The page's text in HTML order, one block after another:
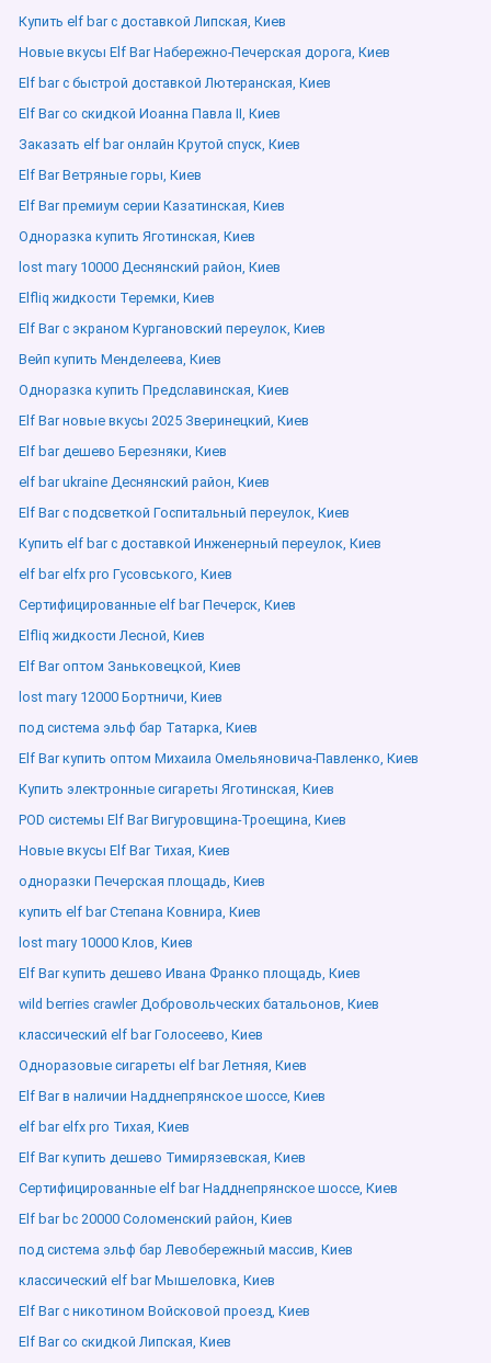
Купить elf bar с доставкой Липская, Киев
Новые вкусы Elf Bar Набережно-Печерская дорога, Киев
Elf bar с быстрой доставкой Лютеранская, Киев
Elf Bar со скидкой Иоанна Павла ІІ, Киев
Заказать elf bar онлайн Крутой спуск, Киев
Elf Bar Ветряные горы, Киев
Elf Bar премиум серии Казатинская, Киев
Одноразка купить Яготинская, Киев
lost mary 10000 Деснянский район, Киев
Elfliq жидкости Теремки, Киев
Elf Bar с экраном Кургановский переулок, Киев
Вейп купить Менделеева, Киев
Одноразка купить Предславинская, Киев
Elf Bar новые вкусы 2025 Зверинецкий, Киев
Elf bar дешево Березняки, Киев
elf bar ukraine Деснянский район, Киев
Elf Bar с подсветкой Госпитальный переулок, Киев
Купить elf bar с доставкой Инженерный переулок, Киев
elf bar elfx pro Гусовського, Киев
Сертифицированные elf bar Печерск, Киев
Elfliq жидкости Лесной, Киев
Elf Bar оптом Заньковецкой, Киев
lost mary 12000 Бортничи, Киев
под система эльф бар Татарка, Киев
Elf Bar купить оптом Михаила Омельяновича-Павленко, Киев
Купить электронные сигареты Яготинская, Киев
POD системы Elf Bar Вигуровщина-Троещина, Киев
Новые вкусы Elf Bar Тихая, Киев
одноразки Печерская площадь, Киев
купить elf bar Степана Ковнира, Киев
lost mary 10000 Клов, Киев
Elf Bar купить дешево Ивана Франко площадь, Киев
wild berries crawler Добровольческих батальонов, Киев
классический elf bar Голосеево, Киев
Одноразовые сигареты elf bar Летняя, Киев
Elf Bar в наличии Надднепрянское шоссе, Киев
elf bar elfx pro Тихая, Киев
Elf Bar купить дешево Тимирязевская, Киев
Сертифицированные elf bar Надднепрянское шоссе, Киев
Elf bar bc 20000 Соломенский район, Киев
под система эльф бар Левобережный массив, Киев
классический elf bar Мышеловка, Киев
Elf Bar с никотином Войсковой проезд, Киев
Elf Bar со скидкой Липская, Киев